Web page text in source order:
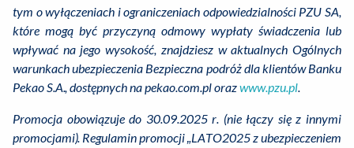
tym o wyłączeniach i ograniczeniach odpowiedzialności PZU SA,
które mogą być przyczyną odmowy wypłaty świadczenia lub
wpływać na jego wysokość, znajdziesz w aktualnych Ogólnych
warunkach ubezpieczenia Bezpieczna podróż dla klientów Banku
Pekao S.A., dostępnych na pekao.com.pl orazwww.pzu.pl.
Promocja obowiązuje do 30.09.2025 r. (nie łączy się z innymi
promocjami). Regulamin promocji „LATO2025 z ubezpieczeniem